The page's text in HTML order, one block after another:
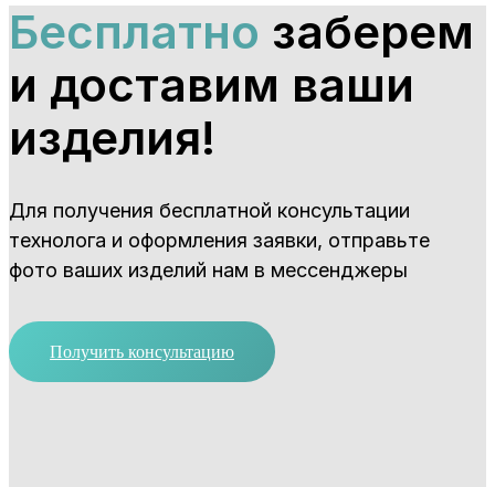
Бесплатно заберем
и доставим ваши
изделия!
Для получения бесплатной консультации
технолога и оформления заявки, отправьте
фото ваших изделий нам в мессенджеры
Получить консультацию